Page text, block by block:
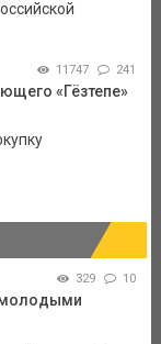
11747 241
«Гёзтепе»
329 10
молодыми